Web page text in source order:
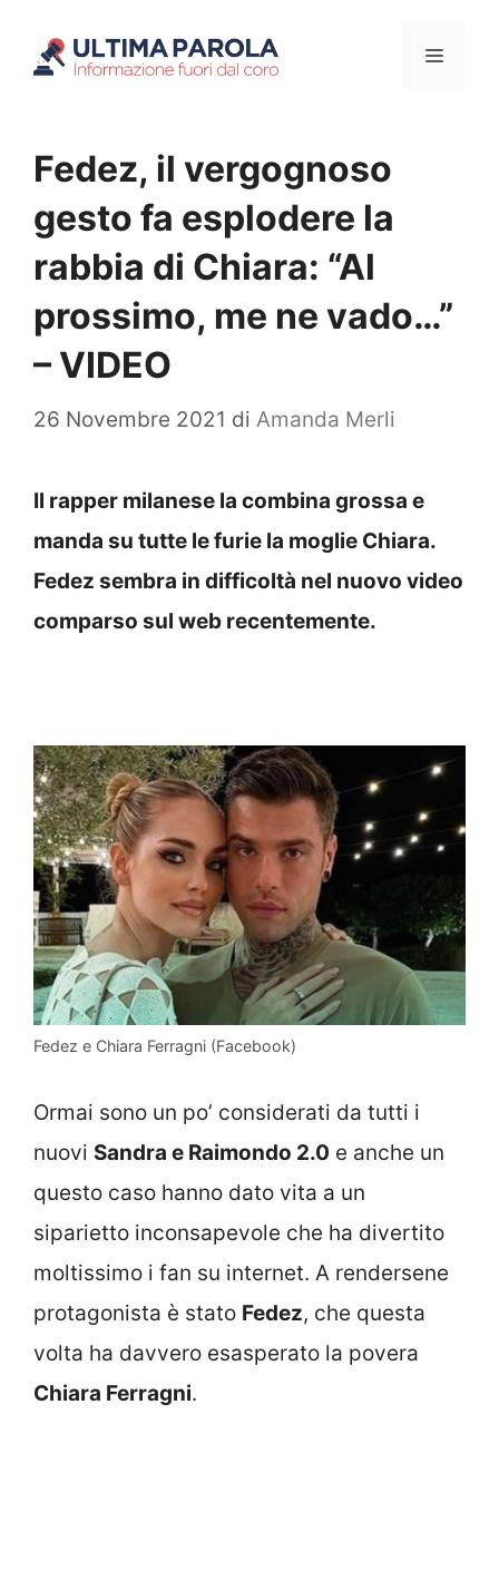
Menu
Fedez, il vergognoso
gesto fa esplodere la
rabbia di Chiara: “Al
prossimo, me ne vado…”
– VIDEO
26 Novembre 2021 di Amanda Merli
Il rapper milanese la combina grossa e
manda su tutte le furie la moglie Chiara.
Fedez sembra in difficoltà nel nuovo video
comparso sul web recentemente.
Fedez e Chiara Ferragni (Facebook)
Ormai sono un po’ considerati da tutti i
nuovi Sandra e Raimondo 2.0 e anche un
questo caso hanno dato vita a un
siparietto inconsapevole che ha divertito
moltissimo i fan su internet. A rendersene
protagonista è stato Fedez, che questa
volta ha davvero esasperato la povera
Chiara Ferragni.